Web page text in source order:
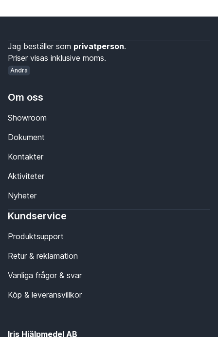
Jag beställer som privatperson.
Priser visas inklusive moms.
Ändra
Om oss
Showroom
Dokument
Kontakter
Aktiviteter
Nyheter
Kundservice
Produktsupport
Retur & reklamation
Vanliga frågor & svar
Köp & leveransvillkor
Iris Hjälpmedel AB